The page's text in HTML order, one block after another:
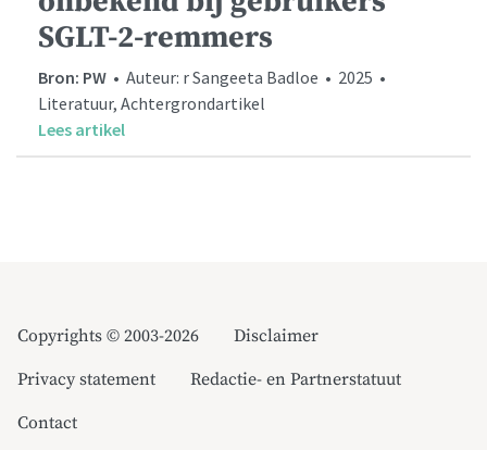
SGLT-2-remmers
Bron: PW • Auteur: r Sangeeta Badloe • 2025 •
Literatuur, Achtergrondartikel
Lees artikel
Copyrights © 2003-2026
Disclaimer
Privacy statement
Redactie- en Partnerstatuut
Contact